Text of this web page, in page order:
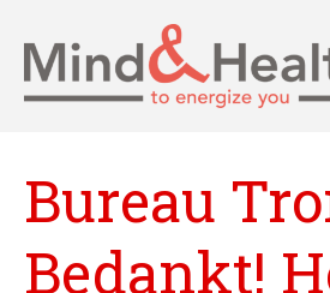
Ons
Blog
Bureau
Bedankt!